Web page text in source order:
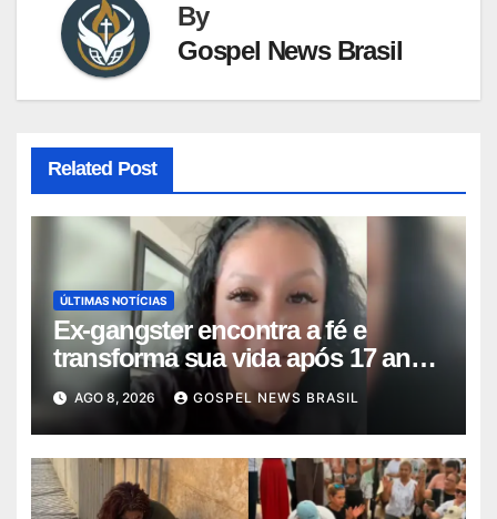
By
Gospel News Brasil
Related Post
ÚLTIMAS NOTÍCIAS
Ex-gangster encontra a fé e
transforma sua vida após 17 anos
na p…
AGO 8, 2026 GOSPEL NEWS BRASIL